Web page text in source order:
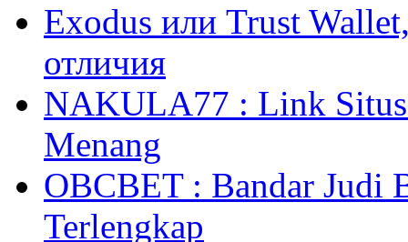
Exodus или Trust
отличия
NAKULA77 : Link Situs
Menang
OBCBET : Bandar Judi
Terlengkap